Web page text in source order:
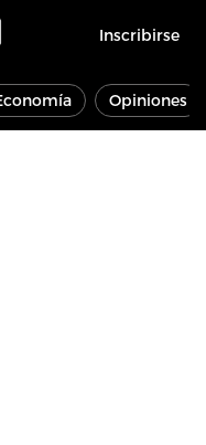
Inscribirse
Opiniones